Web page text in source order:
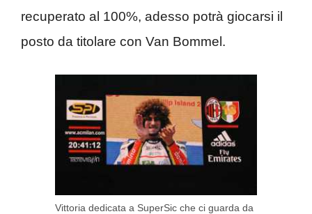
recuperato al 100%, adesso potrà giocarsi il
posto da titolare con Van Bommel.
Vittoria dedicata a SuperSic che ci guarda da